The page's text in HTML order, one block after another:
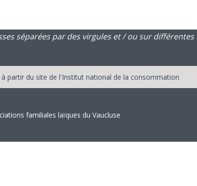
séparées par des virgules et / ou sur différentes
familiales laïques du Vaucluse